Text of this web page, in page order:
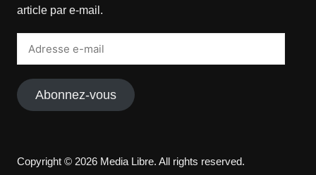
article par e-mail.
Abonnez-vous
Copyright © 2026 Media Libre. All rights reserved.